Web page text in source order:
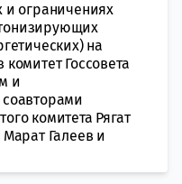
и ограничениях
на
Госсовета
и
комитета Рягат
Галеев и